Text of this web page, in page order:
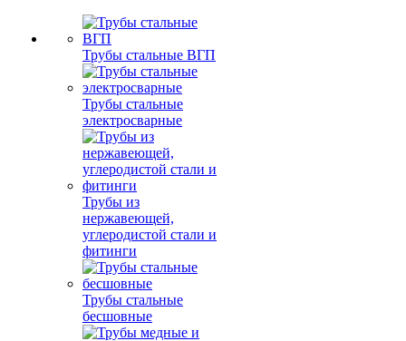
Трубы стальные ВГП
Трубы стальные
электросварные
Трубы из
нержавеющей,
углеродистой стали и
фитинги
Трубы стальные
бесшовные